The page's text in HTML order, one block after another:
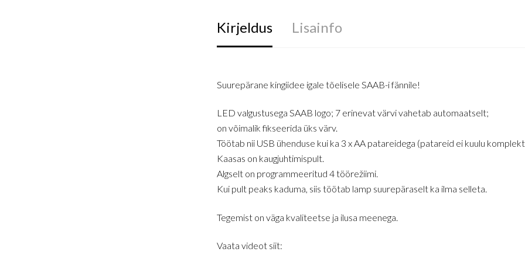
Kirjeldus Lisainfo
Suurepärane kingiidee igale tõelisele SAAB-i fännile!
LED valgustusega SAAB logo; 7 erinevat värvi vahetab automaatselt;
on võimalik fikseerida üks värv.
Töötab nii USB ühenduse kui ka 3 x AA patareidega (patareid ei kuulu
Kaasas on kaugjuhtimispult.
Algselt on programmeeritud 4 töörežiimi.
Kui pult peaks kaduma, siis töötab lamp suurepäraselt ka ilma selleta.
Tegemist on väga kvaliteetse ja ilusa meenega.
Vaata videot siit: